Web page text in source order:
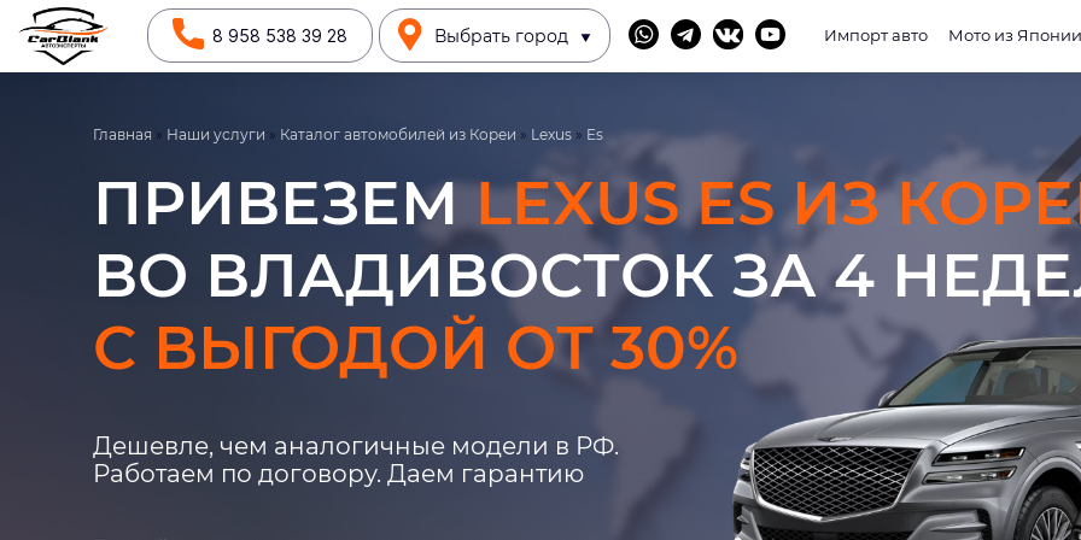
8 958 538 39 28 Выбрать город Импорт авто Мото из Японии
Главная » Наши услуги » Каталог автомобилей из Кореи » Lexus » Es
ПРИВЕЗЕМLEXUS ES ИЗ
ВО ВЛАДИВОСТОК ЗА 4
С ВЫГОДОЙ ОТ 30%
Дешевле, чем аналогичные модели в РФ.
Работаем по договору. Даем гарантию